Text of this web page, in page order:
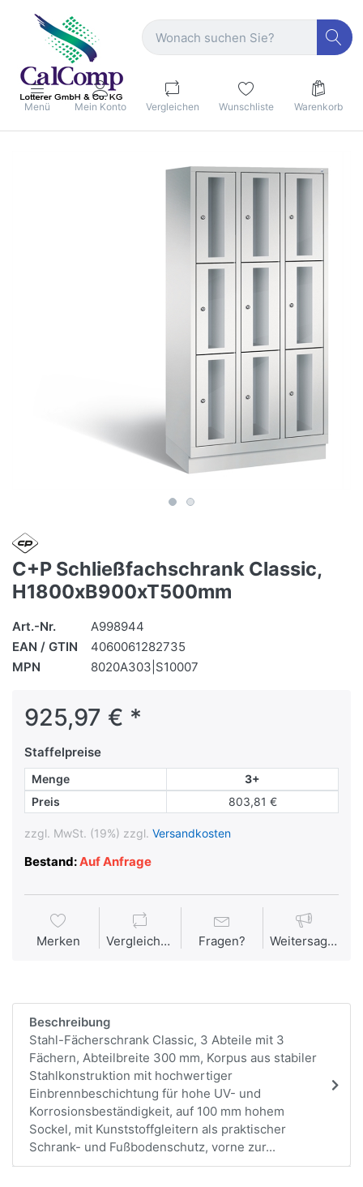
Menü Mein Konto Vergleichen Wunschliste Warenkorb
C+P Schließfachschrank Classic,
H1800xB900xT500mm
Art.-Nr.
A998944
EAN / GTIN
4060061282735
MPN
8020A303|S10007
925,97 € *
Staffelpreise
Menge
3+
Preis
803,81 €
zzgl. MwSt. (19%) zzgl. Versandkosten
Bestand:Auf Anfrage
Merken Vergleichen Fragen? Weitersagen
Beschreibung
Stahl-Fächerschrank Classic, 3 Abteile mit 3
Fächern, Abteilbreite 300 mm, Korpus aus stabiler
Stahlkonstruktion mit hochwertiger
Einbrennbeschichtung für hohe UV- und
Korrosionsbeständigkeit, auf 100 mm hohem
Sockel, mit Kunststoffgleitern als praktischer
Schrank- und Fußbodenschutz, vorne zur...